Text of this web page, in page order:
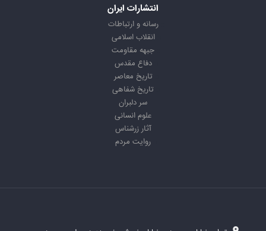
انتشارات ایران
رسانه و ارتباطات
انقلاب اسلامی
جبهه مقاومت
دفاع مقدس
تاریخ معاصر
تاریخ شفاهی
سر دلبران
علوم انسانی
آثار زرشناس
روایت مردم